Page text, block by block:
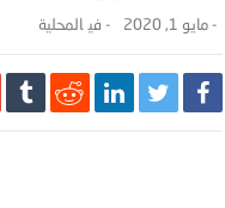
-مايو 1, 2020 - ‎في المحلية